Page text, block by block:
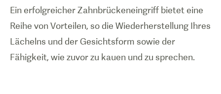
Ein erfolgreicher Zahnbrückeneingriff bietet eine
Reihe von Vorteilen, so die Wiederherstellung Ihres
Lächelns und der Gesichtsform sowie der
Fähigkeit, wie zuvor zu kauen und zu sprechen.